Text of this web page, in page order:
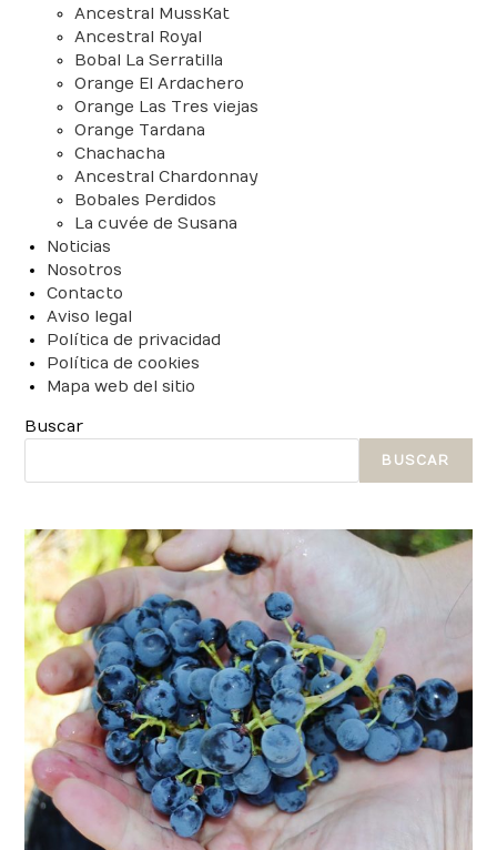
Ancestral MussKat
Ancestral Royal
Bobal La Serratilla
Orange El Ardachero
Orange Las Tres viejas
Orange Tardana
Chachacha
Ancestral Chardonnay
Bobales Perdidos
La cuvée de Susana
Noticias
Nosotros
Contacto
Aviso legal
Política de privacidad
Política de cookies
Mapa web del sitio
Buscar
BUSCAR